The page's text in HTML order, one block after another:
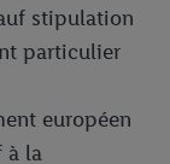
stipulation
particulier
européen
à la